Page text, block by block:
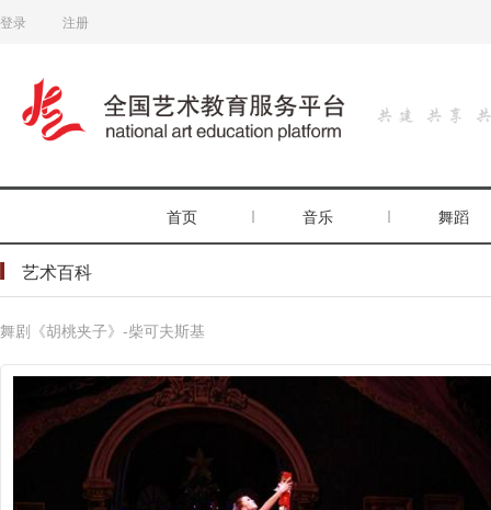
登录 注册
首页 音乐 舞蹈
艺术百科
舞剧《胡桃夹子》-柴可夫斯基